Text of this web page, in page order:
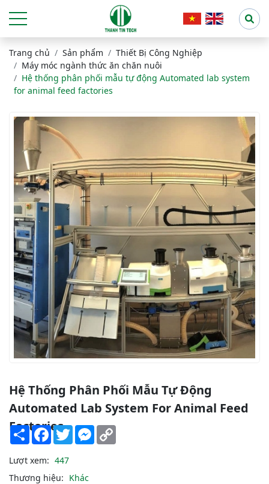
Trang chủ Sản phẩm
Thiết Bị Công Nghiệp
Máy móc ngành thức ăn chăn nuôi
Hệ thống phân phối mẫu tự động Automated lab system
for animal feed factories
Hệ Thống Phân Phối Mẫu Tự Động
Automated Lab System For Animal Feed
Factories
ShareFacebook
TwitterMessenger
Lượt xem: 447
Thương hiệu: Khác